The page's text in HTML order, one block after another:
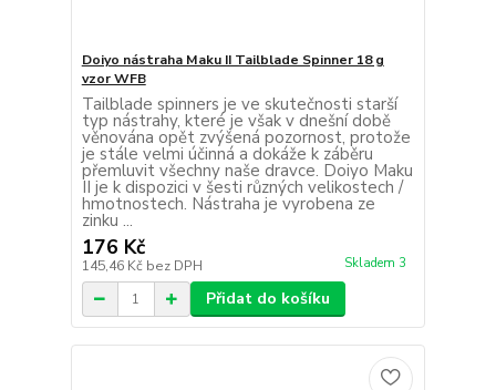
Doiyo nástraha Maku II Tailblade Spinner 18 g
vzor WFB
Tailblade spinners je ve skutečnosti starší
typ nástrahy, které je však v dnešní době
věnována opět zvýšená pozornost, protože
je stále velmi účinná a dokáže k záběru
přemluvit všechny naše dravce. Doiyo Maku
II je k dispozici v šesti různých velikostech /
hmotnostech. Nástraha je vyrobena ze
zinku ...
176 Kč
145,46 Kč bez DPH Skladem 3
Přidat do košíku